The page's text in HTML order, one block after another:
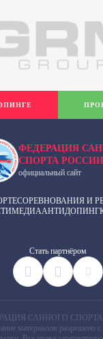
ФЕДЕРАЦИЯ
СПОРТА РОССИИ
официальный сайт
СОРЕВНОВАНИЯ И
МЕДИААНТИДОПИНГ
Cтать партнёром
САННОГО СПОРТА
материалов разрешено с